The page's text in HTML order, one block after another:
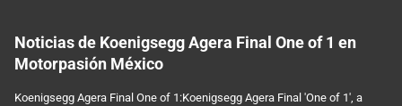
Noticias de Koenigsegg Agera Final One of 1 en
Motorpasión México
Koenigsegg Agera Final One of 1:Koenigsegg Agera Final 'One of 1', a